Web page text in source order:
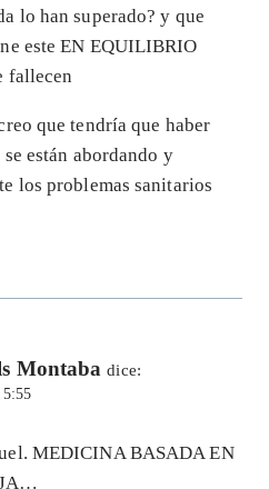
lo han superado? y que
este EN EQUILIBRIO
fallecen
que tendría que haber
están abordando y
los problemas sanitarios
Montaba dice:
5:55
MEDICINA BASADA EN